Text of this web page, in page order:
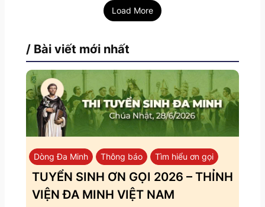
Load More
/ Bài viết mới nhất
Dòng Đa Minh Thông báo Tìm hiểu ơn gọi
TUYỂN SINH ƠN GỌI 2026 – THỈNH
VIỆN ĐA MINH VIỆT NAM